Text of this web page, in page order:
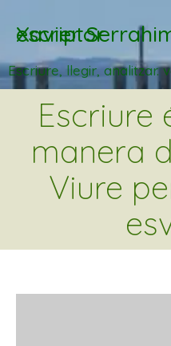
Xavier Serrahima: escriptor
Escriure, llegir, analitzar.
Escriure
manera
Viure